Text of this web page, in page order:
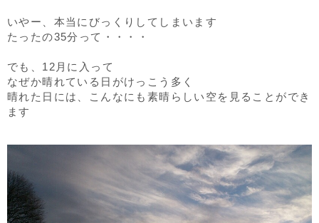
いやー、本当にびっくりしてしまいます
たったの35分って・・・・
でも、12月に入って
なぜか晴れている日がけっこう多く
晴れた日には、こんなにも素晴らしい空を見ることができ
ます